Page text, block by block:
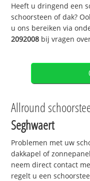
Heeft u dringend een
schoorsteen of dak?
u ons bereiken via
2092008 bij vragen
Allround
Seghwaert
Problemen met uw
dakkapel of
neem direct contact
regelt u een